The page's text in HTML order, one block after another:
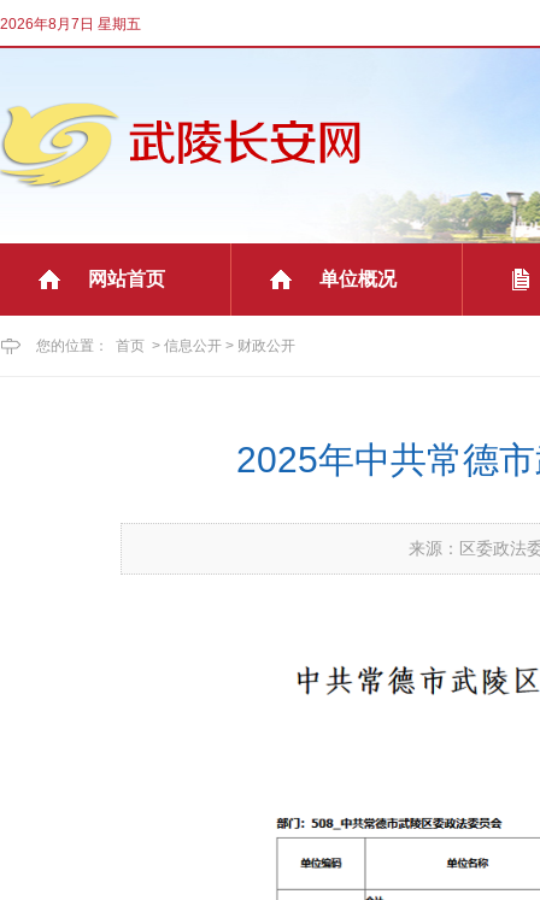
2026年8月7日 星期五
网站首页 单位概况
您的位置： 首页 > 信息公开 > 财政公开
2025年中共常德
来源：区委政法